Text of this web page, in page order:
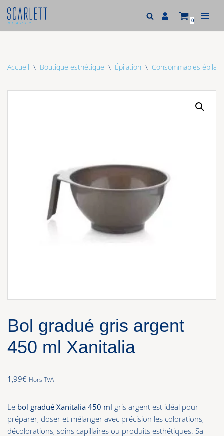
Aller
0
Accueil \ Boutique esthétique \ Épilation \ Consommables
Bol gradué gris argent
450 ml Xanitalia
1,99€ Hors TVA
Le bol gradué Xanitalia 450 ml gris argent est idéal pour
préparer, doser et mélanger avec précision les colorations,
décolorations, soins capillaires ou produits esthétiques. Sa